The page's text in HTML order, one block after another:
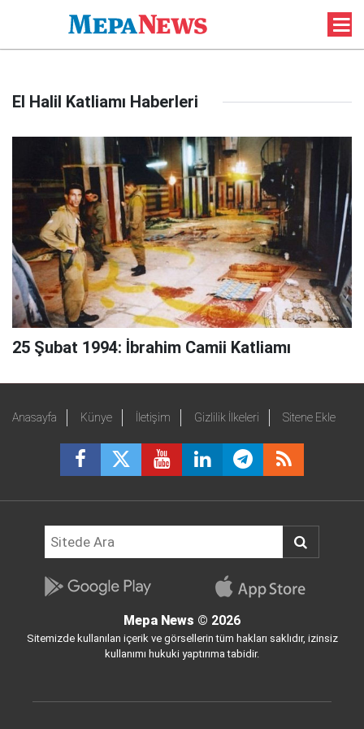
El Halil Katliamı Haberleri
25 Şubat 1994: İbrahim Camii Katliamı
Anasayfa Künye İletişim Gizlilik İlkeleri Sitene Ekle
Mepa News © 2026
Sitemizde kullanılan içerik ve görsellerin tüm hakları saklıdır, izinsiz
kullanımı hukuki yaptırıma tabidir.